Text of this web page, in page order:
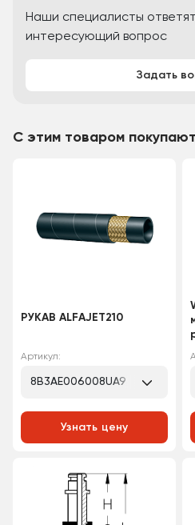
Наши специалисты
интересующий вопрос
Задать
С этим товаром покупают
РУКАВ ALFAJET210
Артикул:
8B3AE006008UA9
Узнать цену